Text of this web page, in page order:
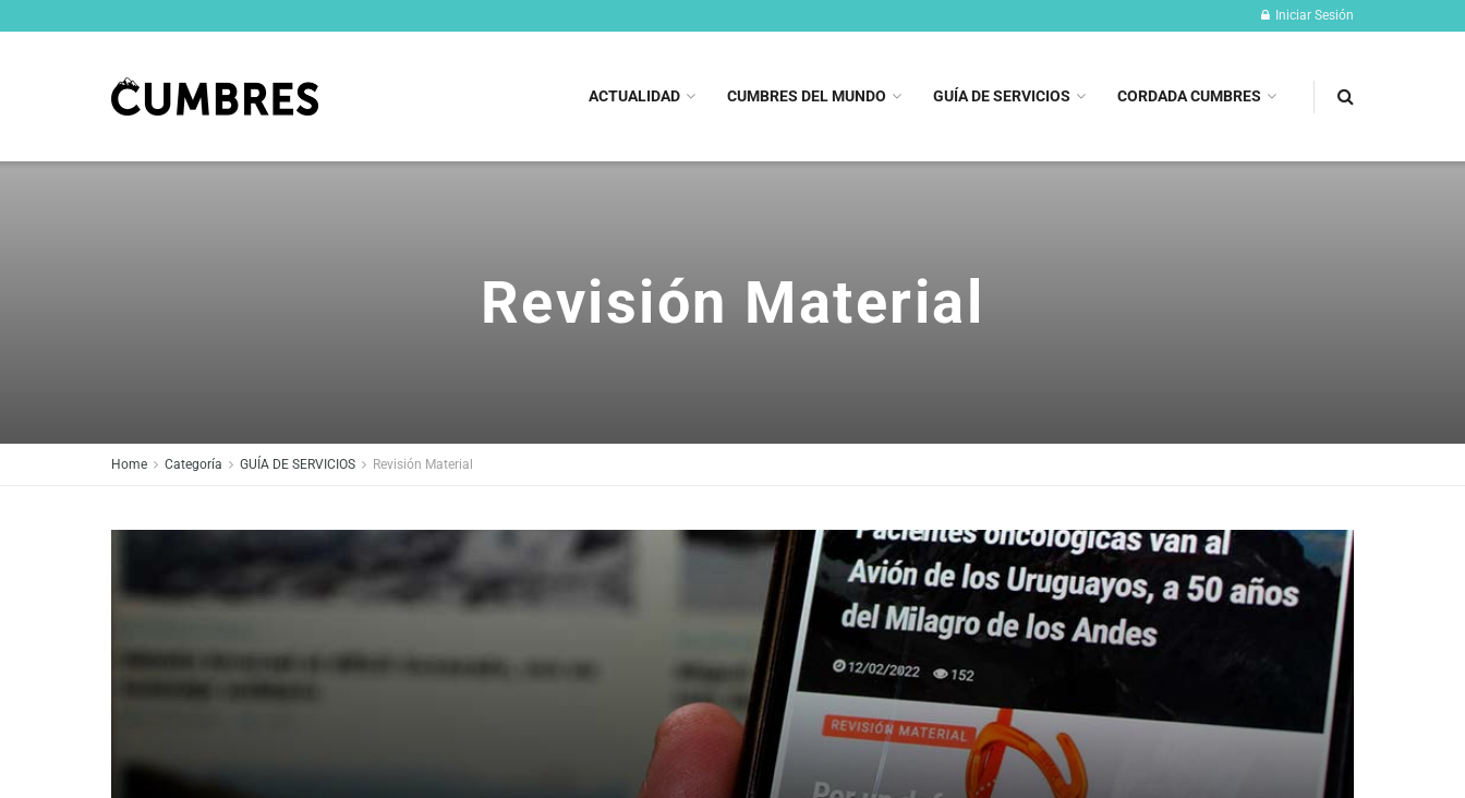
Iniciar Sesión
ACTUALIDAD CUMBRES DEL MUNDO GUÍA DE SERVICIOS CORDADA CUMBRES
Revisión Material
Home Categoría GUÍA DE SERVICIOS Revisión Material